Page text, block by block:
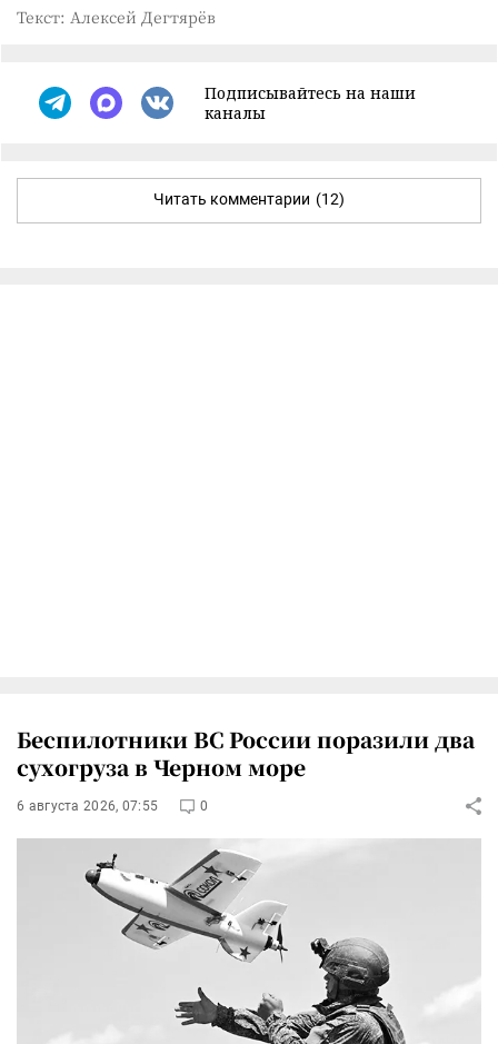
Текст: Алексей Дегтярёв
Подписывайтесь на наши
каналы
Читать комментарии (12)
Беспилотники ВС России поразили два
сухогруза в Черном море
6 августа 2026, 07:55 0